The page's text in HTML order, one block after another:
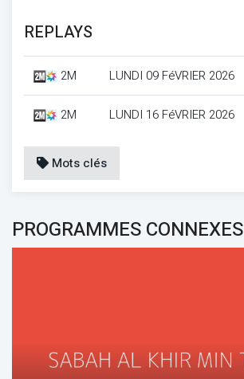
REPLAYS
2M LUNDI 09 FéVRIER 2026
2M LUNDI 16 FéVRIER 2026
Mots clés
PROGRAMMES CONNEXES